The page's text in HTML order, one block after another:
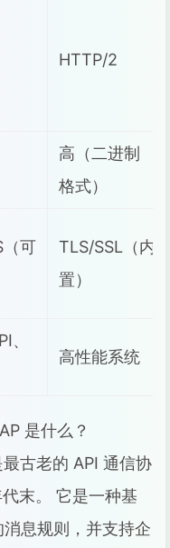
HTTP/2
高（二进制
格式）
（可
TLS/SSL（内
置）
、
高性能系统
是什么？
古老的 API 通信协
末。 它是一种基
息规则，并支持企